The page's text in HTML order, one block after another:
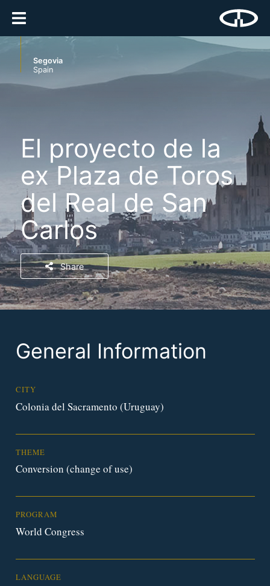
Segovia
Spain
El proyecto de la
ex Plaza de Toros
del Real de San
Carlos
Share
General Information
CITY
Colonia del Sacramento (Uruguay)
THEME
Conversion (change of use)
PROGRAM
World Congress
LANGUAGE